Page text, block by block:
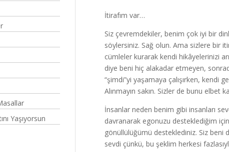
İtirafım var…
Siz çevremdekiler, benim çok iyi bir
söylersiniz. Sağ olun. Ama sizlere bir
cümleler kurarak kendi hikâyelerinizi
diye beni hiç alakadar etmeyen,
“şimdi”yi yaşamaya çalışırken, kendi
Alınmayın sakın. Sizler de bunu elbet
İnsanlar neden benim gibi insanları
davranarak egonuzu desteklediğim
gönüllülüğümü desteklediniz. Siz beni
sevdi çünkü, bu şeklim herkesi
Yaşıyorsun